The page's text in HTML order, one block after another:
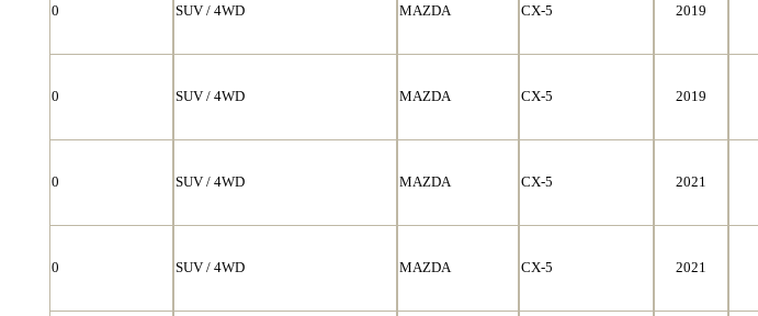
0 SUV / 4WD MAZDA CX-5 2019
0 SUV / 4WD MAZDA CX-5 2019
0 SUV / 4WD MAZDA CX-5 2021
0 SUV / 4WD MAZDA CX-5 2021